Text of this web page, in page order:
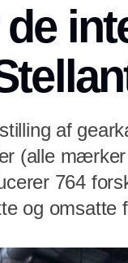
af
(alle
764
og omsatte